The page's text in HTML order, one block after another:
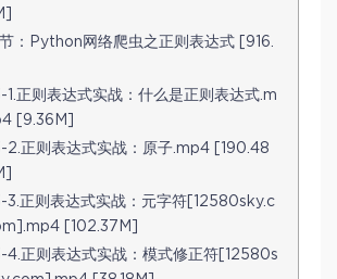
：Python网络爬虫之正则表达式 [916.
1.正则表达式实战：什么是正则表达式.m
[9.36M]
2.正则表达式实战：原子.mp4 [190.48
3.正则表达式实战：元字符[12580sky.c
[102.37M]
4.正则表达式实战：模式修正符[12580s